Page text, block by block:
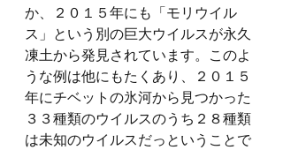
か、２０１５年にも「モリウイル
ス」という別の巨大ウイルスが永久
凍土から発見されています。このよ
うな例は他にもたくあり、２０１５
年にチベットの氷河から見つかった
３３種類のウイルスのうち２８種類
は未知のウイルスだっということで